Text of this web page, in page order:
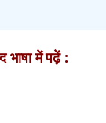
भाषा में पढ़ें :